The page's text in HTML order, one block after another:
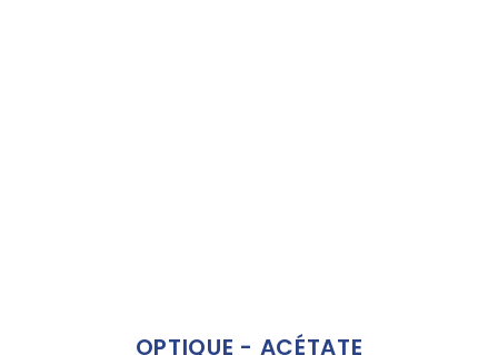
OPTIQUE - ACÉTATE